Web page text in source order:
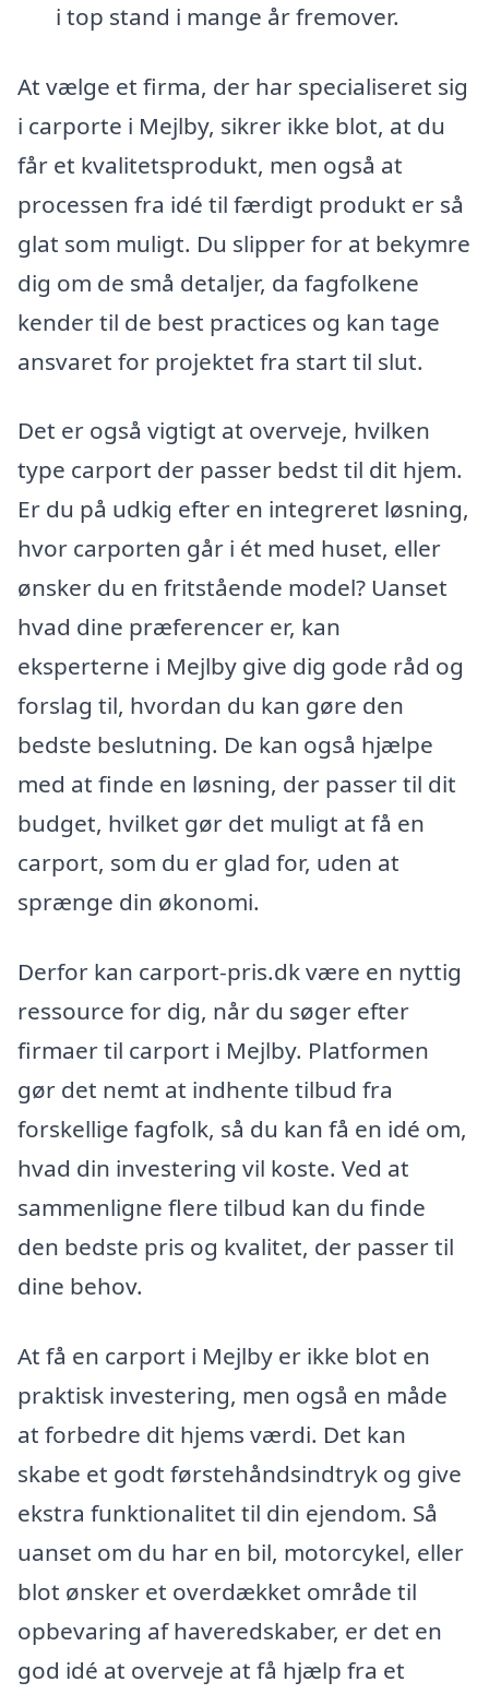
i top stand i mange år fremover.
At vælge et firma, der har specialiseret sig
i carporte i Mejlby, sikrer ikke blot, at du
får et kvalitetsprodukt, men også at
processen fra idé til færdigt produkt er så
glat som muligt. Du slipper for at bekymre
dig om de små detaljer, da fagfolkene
kender til de best practices og kan tage
ansvaret for projektet fra start til slut.
Det er også vigtigt at overveje, hvilken
type carport der passer bedst til dit hjem.
Er du på udkig efter en integreret løsning,
hvor carporten går i ét med huset, eller
ønsker du en fritstående model? Uanset
hvad dine præferencer er, kan
eksperterne i Mejlby give dig gode råd og
forslag til, hvordan du kan gøre den
bedste beslutning. De kan også hjælpe
med at finde en løsning, der passer til dit
budget, hvilket gør det muligt at få en
carport, som du er glad for, uden at
sprænge din økonomi.
Derfor kan carport-pris.dk være en nyttig
ressource for dig, når du søger efter
firmaer til carport i Mejlby. Platformen
gør det nemt at indhente tilbud fra
forskellige fagfolk, så du kan få en idé om,
hvad din investering vil koste. Ved at
sammenligne flere tilbud kan du finde
den bedste pris og kvalitet, der passer til
dine behov.
At få en carport i Mejlby er ikke blot en
praktisk investering, men også en måde
at forbedre dit hjems værdi. Det kan
skabe et godt førstehåndsindtryk og give
ekstra funktionalitet til din ejendom. Så
uanset om du har en bil, motorcykel, eller
blot ønsker et overdækket område til
opbevaring af haveredskaber, er det en
god idé at overveje at få hjælp fra et